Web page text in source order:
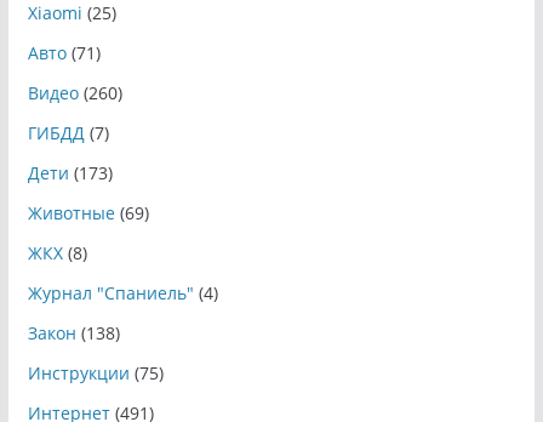
Xiaomi (25)
Авто(71)
Видео(260)
ГИБДД(7)
Дети (173)
Животные(69)
ЖКХ(8)
Журнал "Спаниель" (4)
Закон (138)
Инструкции (75)
Интернет(491)